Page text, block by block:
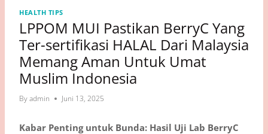
HEALTH TIPS
LPPOM MUI Pastikan BerryC Yang
Ter-sertifikasi HALAL Dari Malaysia
Memang Aman Untuk Umat
Muslim Indonesia
Byadmin Juni 13, 2025
Kabar Penting untuk Bunda: Hasil Uji Lab BerryC